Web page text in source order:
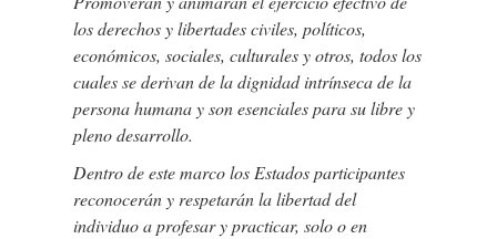
los derechos y libertades civiles, políticos,
económicos, sociales, culturales y otros, todos los
cuales se derivan de la dignidad intrínseca de la
persona humana y son esenciales para su libre y
pleno desarrollo.
Dentro de este marco los Estados participantes
reconocerán y respetarán la libertad del
individuo a profesar y practicar, solo o en